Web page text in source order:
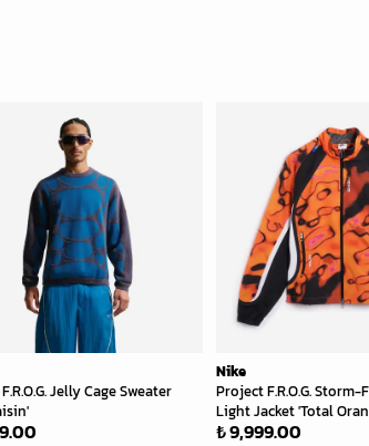
Jelly Cage Sweater
Nike
Project F.R.O.G. Storm-
Light Jacket 'Total
₺ 9,999.00